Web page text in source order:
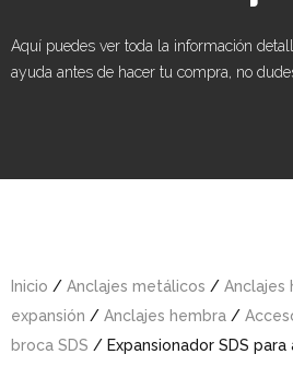
Aquí puedes ver toda la información
ayuda antes de hacer tu compra, no
Inicio / Anclajes metálicos / Anclajes
expansión / Anclajes hembra /
broca SDS / Expansionador SDS